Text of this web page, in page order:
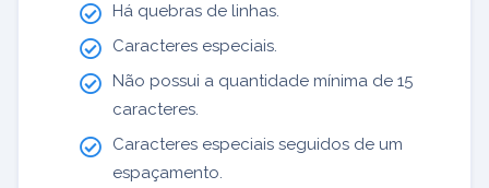
Há quebras de linhas.
Caracteres especiais.
Não possui a quantidade mínima de 15
caracteres.
Caracteres especiais seguidos de um
espaçamento.